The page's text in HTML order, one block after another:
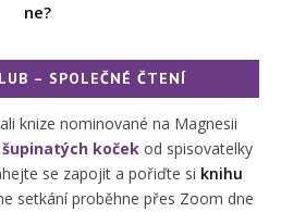
ne?
– SPOLEČNÉ ČTENÍ
knize nominované na Magnesii
šupinatých kočekod spisovatelky
se zapojit a pořiďte si knihu
setkání proběhne přes Zoom dne